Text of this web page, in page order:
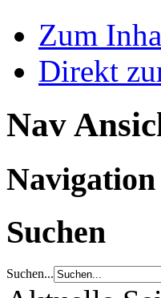
Zum
Direkt
Nav
Navigation
Suchen
Suchen...